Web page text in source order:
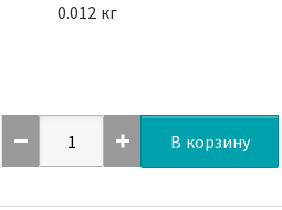
0.012 кг
В корзину